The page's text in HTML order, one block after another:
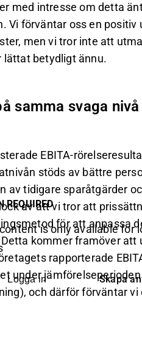
med intresse om detta
Vi förväntar oss en
men vi tror inte att
lättat betydligt ännu.
samma svaga
EBITA-
stöds av bättre
av tidigare sparåtgärder
av att vi tror att
för att anpassa
kommer framöver
rapporterade
under
och därför förväntar
REQUIRED
is only available for
Logga in Skapa